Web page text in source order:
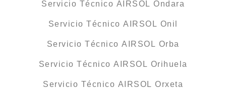
Servicio Técnico AIRSOL Ondara
Servicio Técnico AIRSOL Onil
Servicio Técnico AIRSOL Orba
Servicio Técnico AIRSOL Orihuela
Servicio Técnico AIRSOL Orxeta